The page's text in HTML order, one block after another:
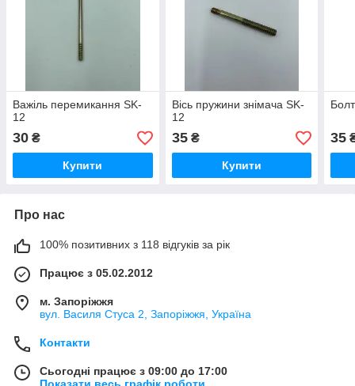
Важіль перемикання SK-
12
30 ₴
Купити
Вісь пружини знімача SK-
12
35₴
Купити
35
Про нас
100% позитивних з 118 відгуків за рік
Працює з 05.02.2012
м. Запоріжжя
вул. Василя Стуса 2, Запоріжжя, Україна
Контакти
Сьогодні працює з 09:00 до 17:00